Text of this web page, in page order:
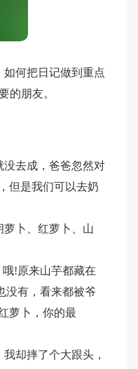
何把日记做到重点
的朋友。
去成，爸爸忽然对
但是我们可以去奶
卜、红萝卜、山
!原来山芋都藏在
没有，看来都被爷
萝卜，你的最
却摔了个大跟头，